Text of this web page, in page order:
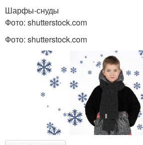
Шарфы-снуды
Фото: shutterstock.com
Фото: shutterstock.com